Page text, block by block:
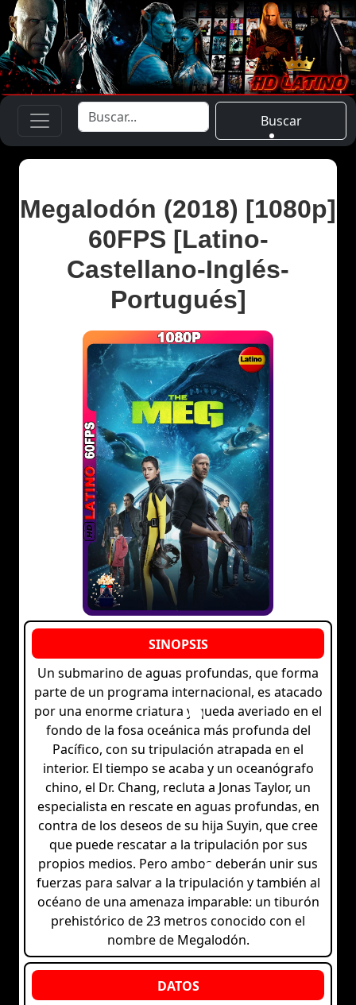
Buscar
Megalodón (2018) [1080p]
60FPS [Latino-
Castellano-Inglés-
Portugués]
Un submarino de aguas profundas, que forma
parte de un programa internacional, es atacado
por una enorme criatura y queda averiado en el
fondo de la fosa oceánica más profunda del
Pacífico, con su tripulación atrapada en el
interior. El tiempo se acaba y un oceanógrafo
chino, el Dr. Chang, recluta a Jonas Taylor, un
especialista en rescate en aguas profundas, en
contra de los deseos de su hija Suyin, que cree
que puede rescatar a la tripulación por sus
propios medios. Pero ambos deberán unir sus
fuerzas para salvar a la tripulación y también al
océano de una amenaza imparable: un tiburón
prehistórico de 23 metros conocido con el
nombre de Megalodón.